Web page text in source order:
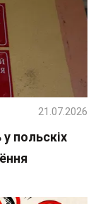
польскіх
21.07.2026